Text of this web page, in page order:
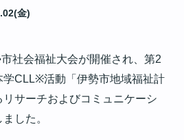
金)
社会福祉大会が開催され、第2
CLL※活動「伊勢市地域福祉計
サーチおよびコミュニケーシ
した。